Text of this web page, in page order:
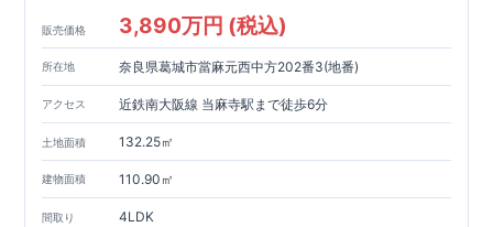
販売価格 3,890万円 (税込)
所在地 奈良県葛城市當麻元西中方202番3(地番)
アクセス 近鉄南大阪線 当麻寺駅まで徒歩6分
土地面積 132.25㎡
建物面積 110.90㎡
間取り 4LDK